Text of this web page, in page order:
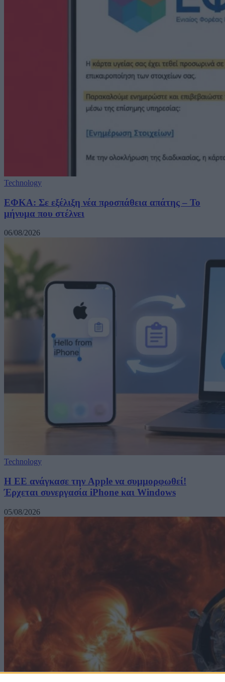
Technology
ΕΦΚΑ: Σε εξέλιξη νέα προσπάθεια απάτης – Το
μήνυμα που στέλνει
06/08/2026
Technology
H ΕΕ ανάγκασε την Apple να συμμορφωθεί!
Έρχεται συνεργασία iPhone και Windows
05/08/2026